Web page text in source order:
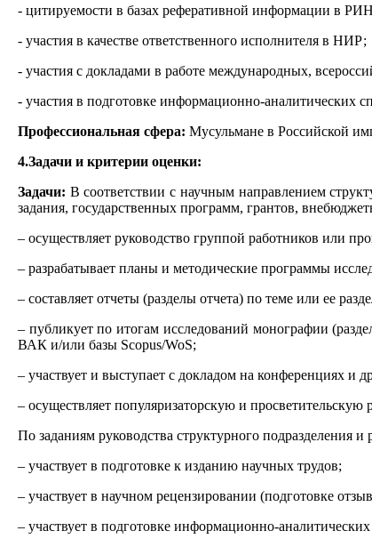
- цитируемости в базах реферативной информации в
- участия в качестве ответственного исполнителя в НИР;
- участия с докладами в работе международных,
- участия в подготовке информационно-аналитических
Профессиональная сфера: Мусульмане в Российской
4.Задачи и критерии оценки:
Задачи: В соответствии с научным направлением
задания, государственных программ, грантов,
– осуществляет руководство группой работников или
– разрабатывает планы и методические программы
– составляет отчеты (разделы отчета) по теме или ее
– публикует по итогам исследований монографии
ВАК и/или базы Scopus/WoS;
– участвует и выступает с докладом на конференциях и
– осуществляет популяризаторскую и
По заданиям руководства структурного подразделения и
– участвует в подготовке к изданию научных трудов;
– участвует в научном рецензировании (подготовке
– участвует в подготовке информационно-